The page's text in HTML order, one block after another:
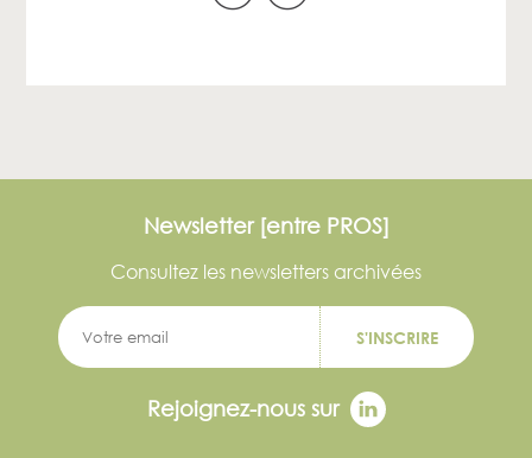
Newsletter [entre PROS]
Consultez les newsletters archivées
S'INSCRIRE
Rejoignez-nous sur